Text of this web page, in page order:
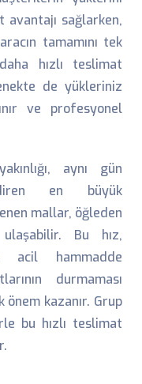
sağlarken,
tamamını tek
hızlı teslimat
de yükleriniz
ve profesyonel
aynı gün
en büyük
mallar, öğleden
ulaşabilir. Bu hız,
acil hammadde
durmaması
kazanır. Grup
bu hızlı teslimat